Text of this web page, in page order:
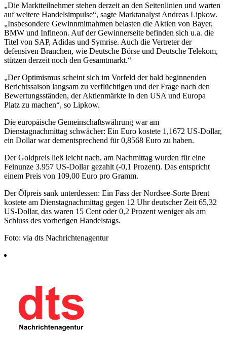
„Die Marktteilnehmer stehen derzeit an den Seitenlinien und warten
auf weitere Handelsimpulse“, sagte Marktanalyst Andreas Lipkow.
„Insbesondere Gewinnmitnahmen belasten die Aktien von Bayer,
BMW und Infineon. Auf der Gewinnerseite befinden sich u.a. die
Titel von SAP, Adidas und Symrise. Auch die Vertreter der
defensiven Branchen, wie Deutsche Börse und Deutsche Telekom,
stützen derzeit noch den Gesamtmarkt.“
„Der Optimismus scheint sich im Vorfeld der bald beginnenden
Berichtssaison langsam zu verflüchtigen und der Frage nach den
Bewertungsständen, der Aktienmärkte in den USA und Europa
Platz zu machen“, so Lipkow.
Die europäische Gemeinschaftswährung war am
Dienstagnachmittag schwächer: Ein Euro kostete 1,1672 US-Dollar,
ein Dollar war dementsprechend für 0,8568 Euro zu haben.
Der Goldpreis ließ leicht nach, am Nachmittag wurden für eine
Feinunze 3.957 US-Dollar gezahlt (-0,1 Prozent). Das entspricht
einem Preis von 109,00 Euro pro Gramm.
Der Ölpreis sank unterdessen: Ein Fass der Nordsee-Sorte Brent
kostete am Dienstagnachmittag gegen 12 Uhr deutscher Zeit 65,32
US-Dollar, das waren 15 Cent oder 0,2 Prozent weniger als am
Schluss des vorherigen Handelstags.
Foto: via dts Nachrichtenagentur